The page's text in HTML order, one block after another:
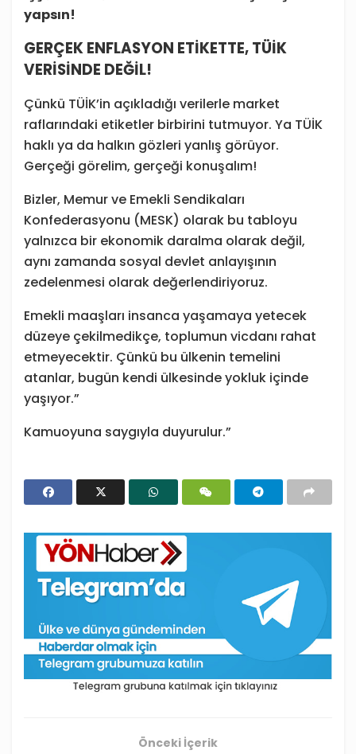
yapsın!
GERÇEK ENFLASYON ETİKETTE, TÜİK
VERİSİNDE DEĞİL!
Çünkü TÜİK’in açıkladığı verilerle market
raflarındaki etiketler birbirini tutmuyor. Ya TÜİK
haklı ya da halkın gözleri yanlış görüyor.
Gerçeği görelim, gerçeği konuşalım!
Bizler, Memur ve Emekli Sendikaları
Konfederasyonu (MESK) olarak bu tabloyu
yalnızca bir ekonomik daralma olarak değil,
aynı zamanda sosyal devlet anlayışının
zedelenmesi olarak değerlendiriyoruz.
Emekli maaşları insanca yaşamaya yetecek
düzeye çekilmedikçe, toplumun vicdanı rahat
etmeyecektir. Çünkü bu ülkenin temelini
atanlar, bugün kendi ülkesinde yokluk içinde
yaşıyor.”
Kamuoyuna saygıyla duyurulur.”
Önceki İçerik